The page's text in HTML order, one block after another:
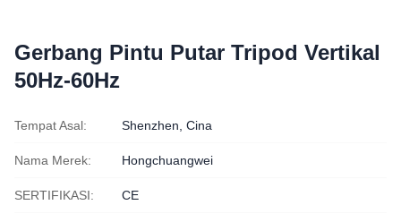
Gerbang Pintu Putar Tripod Vertikal
50Hz-60Hz
Tempat Asal: Shenzhen, Cina
Nama Merek: Hongchuangwei
SERTIFIKASI: CE